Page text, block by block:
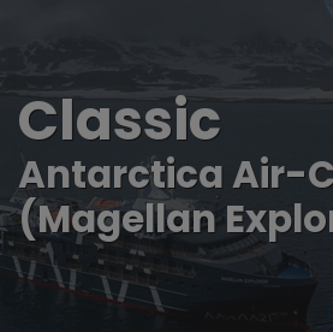
Classic
Antarctica Air-
(Magellan